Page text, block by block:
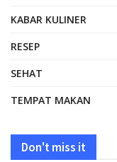
KABAR KULINER
RESEP
SEHAT
TEMPAT MAKAN
Don't miss it